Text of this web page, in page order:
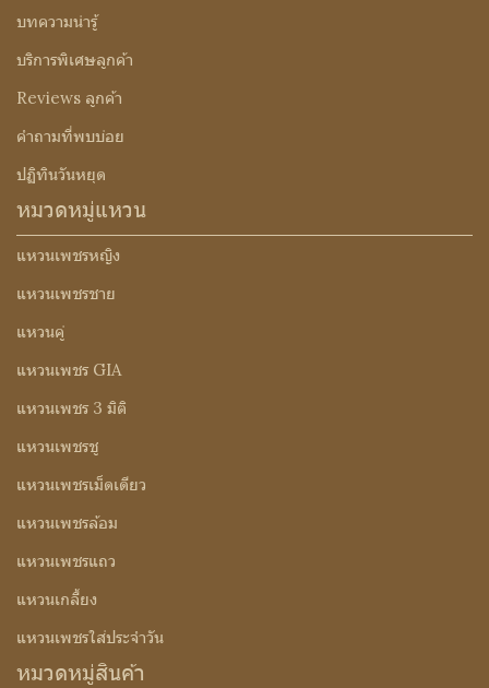
บทความน่ารู้
บริการพิเศษลูกค้า
Reviews ลูกค้า
คำถามที่พบบ่อย
ปฏิทินวันหยุด
หมวดหมู่แหวน
แหวนเพชรหญิง
แหวนเพชรชาย
แหวนคู่
แหวนเพชร GIA
แหวนเพชร 3 มิติ
แหวนเพชรชู
แหวนเพชรเม็ดเดียว
แหวนเพชรล้อม
แหวนเพชรแถว
แหวนเกลี้ยง
แหวนเพชรใส่ประจำวัน
หมวดหมู่สินค้า